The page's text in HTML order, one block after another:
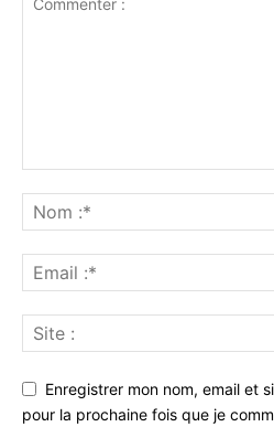
Enregistrer mon nom, email et
pour la prochaine fois que je